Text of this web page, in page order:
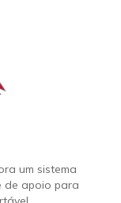
um sistema
de apoio para